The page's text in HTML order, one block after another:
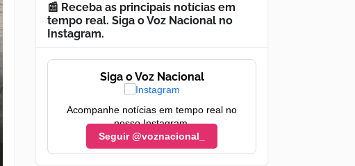
📰 Receba as principais notícias em
tempo real. Siga o Voz Nacional no
Instagram.
Siga o Voz Nacional
Acompanhe notícias em tempo real no
nosso Instagram.
Seguir @voznacional_